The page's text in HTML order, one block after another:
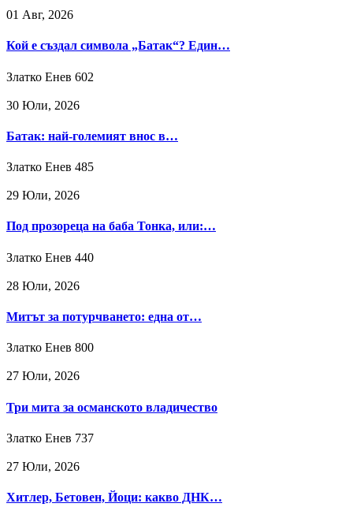
01 Авг, 2026
Кой е създал символа „Батак“? Един…
Златко Енев 602
30 Юли, 2026
Батак: най-големият внос в…
Златко Енев 485
29 Юли, 2026
Под прозореца на баба Тонка, или:…
Златко Енев 440
28 Юли, 2026
Митът за потурчването: една от…
Златко Енев 800
27 Юли, 2026
Три мита за османското владичество
Златко Енев 737
27 Юли, 2026
Хитлер, Бетовен, Йоци: какво ДНК…